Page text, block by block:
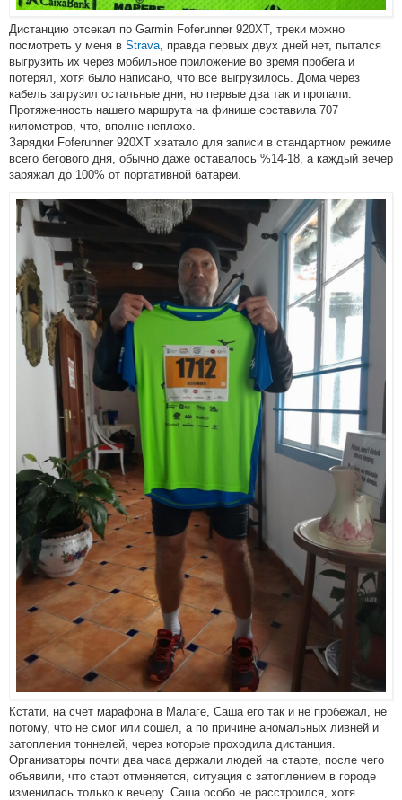
Дистанцию отсекал по Garmin Foferunner 920XT, треки можно
посмотреть у меня в Strava, правда первых двух дней нет, пытался
выгрузить их через мобильное приложение во время пробега и
потерял, хотя было написано, что все выгрузилось. Дома через
кабель загрузил остальные дни, но первые два так и пропали.
Протяженность нашего маршрута на финише составила 707
километров, что, вполне неплохо.
Зарядки Foferunner 920XT хватало для записи в стандартном режиме
всего бегового дня, обычно даже оставалось %14-18, а каждый вечер
заряжал до 100% от портативной батареи.
Кстати, на счет марафона в Малаге, Саша его так и не пробежал, не
потому, что не смог или сошел, а по причине аномальных ливней и
затопления тоннелей, через которые проходила дистанция.
Организаторы почти два часа держали людей на старте, после чего
объявили, что старт отменяется, ситуация с затоплением в городе
изменилась только к вечеру. Саша особо не расстроился, хотя